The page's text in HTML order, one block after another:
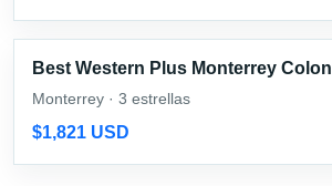
Best Western Plus Monterrey Colon
Monterrey · 3 estrellas
$1,821 USD